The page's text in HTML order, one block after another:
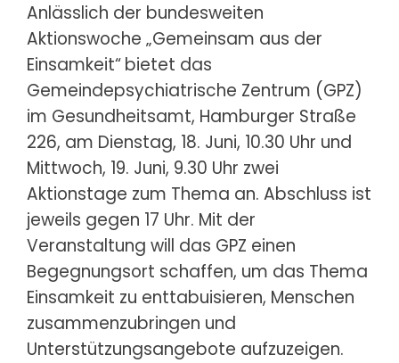
Anlässlich der bundesweiten
Aktionswoche „Gemeinsam aus der
Einsamkeit“bietet das
Gemeindepsychiatrische Zentrum (GPZ)
im Gesundheitsamt, Hamburger Straße
226, am Dienstag, 18. Juni, 10.30 Uhr und
Mittwoch, 19. Juni, 9.30 Uhr zwei
Aktionstage zum Thema an. Abschluss ist
jeweils gegen 17 Uhr. Mit der
Veranstaltung will das GPZ einen
Begegnungsort schaffen, um das Thema
Einsamkeit zu enttabuisieren, Menschen
zusammenzubringen und
Unterstützungsangebote aufzuzeigen.